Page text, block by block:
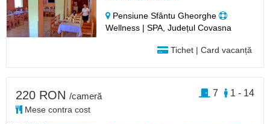
Pensiune Sfântu Gheorghe
Wellness | SPA, Județul Covasna
Tichet | Card vacanță
220 RON /cameră
Mese contra cost
1 - 14
7